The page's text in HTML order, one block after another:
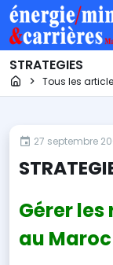
STRATEGIES
Page d'accueil
Tous les
27 septembre
Gérer
au